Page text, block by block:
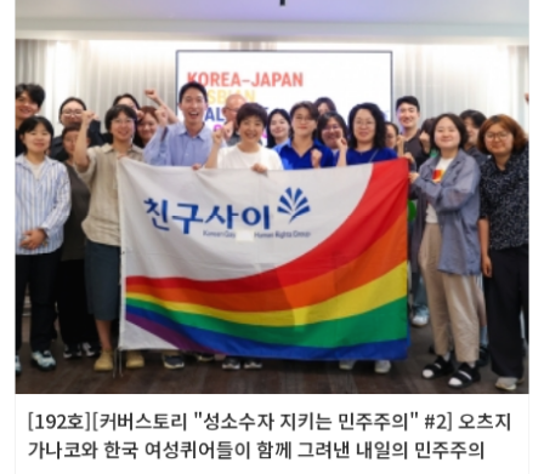
[192호][커버스토리 "성소수자 지키는 민주주의" #2] 오츠지
가나코와 한국 여성퀴어들이 함께 그려낸 내일의 민주주의